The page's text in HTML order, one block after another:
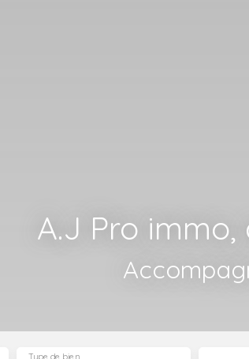
A.J Pro immo,
Type de bien